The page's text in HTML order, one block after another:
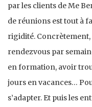
par les clients de Me
de réunions est tout à
rigidité.
rendezvous par
en formation, avoir
jours en vacances…
s’adapter. Et puis les